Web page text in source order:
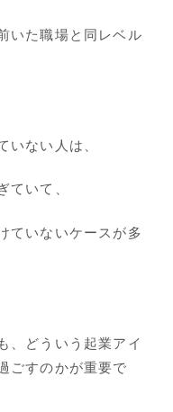
いた職場と同レベル
いない人は、
ていて、
ていないケースが多
、どういう起業アイ
ごすのかが重要で